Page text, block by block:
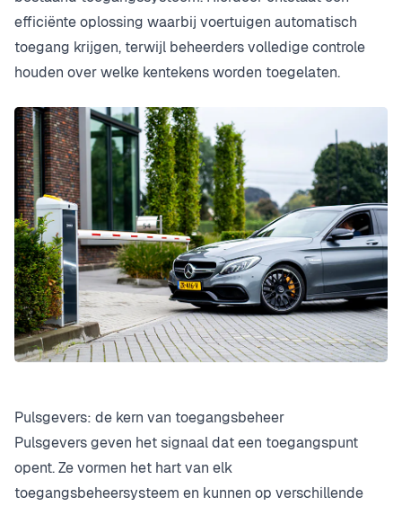
efficiënte oplossing waarbij voertuigen automatisch
toegang krijgen, terwijl beheerders volledige controle
houden over welke kentekens worden toegelaten.
Pulsgevers: de kern van toegangsbeheer
Pulsgevers geven het signaal dat een toegangspunt
opent. Ze vormen het hart van elk
toegangsbeheersysteem en kunnen op verschillende